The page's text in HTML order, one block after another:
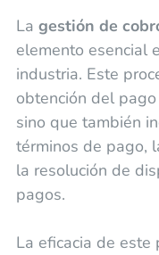
La gestión de
elemento esencial
industria. Este
obtención del
sino que también
términos de pago,
la resolución de
pagos.
La eficacia de este